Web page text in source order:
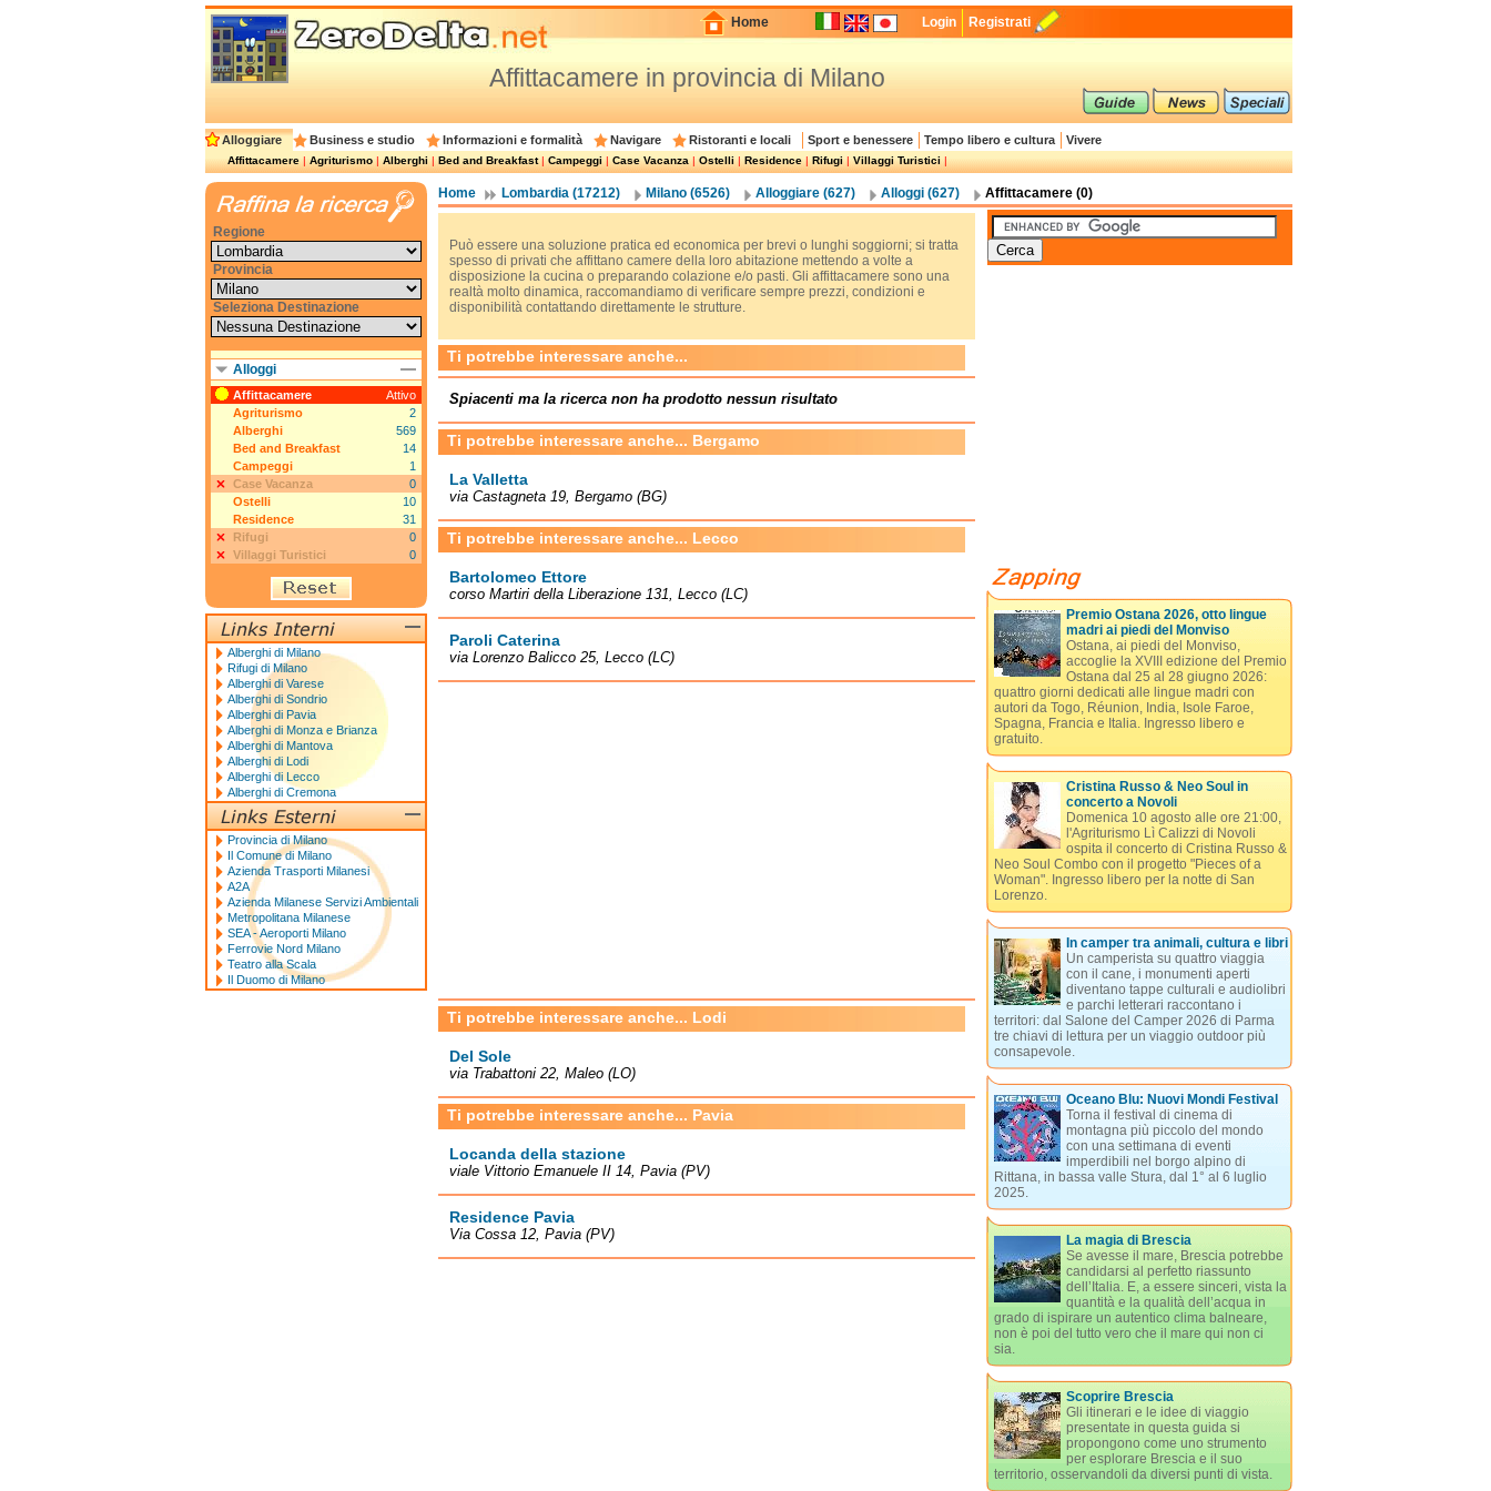
Home Login Registrati
Affittacamere in provincia di Milano
Alloggiare Business e studio Informazioni e formalità Navigare Ristoranti e locali Sport e benessere Tempo libero e cultura Vivere
Affittacamere|Agriturismo|Alberghi|Bed and Breakfast|Campeggi|Case Vacanza|Ostelli|Residence|Rifugi|Villaggi Turistici|
Home Lombardia (17212) Milano (6526) Alloggiare (627) Alloggi (627) Affittacamere (0)
Può essere una soluzione pratica ed economica per brevi o lunghi soggiorni; si tratta
spesso di privati che affittano camere della loro abitazione mettendo a volte a
disposizione la cucina o preparando colazione e/o pasti. Gli affittacamere sono una
realtà molto dinamica, raccomandiamo di verificare sempre prezzi, condizioni e
disponibilità contattando direttamente le strutture.
Ti potrebbe interessare anche...
Spiacenti ma la ricerca non ha prodotto nessun risultato
Ti potrebbe interessare anche... Bergamo
La Valletta
via Castagneta 19, Bergamo (BG)
Ti potrebbe interessare anche... Lecco
Bartolomeo Ettore
corso Martiri della Liberazione 131, Lecco (LC)
Paroli Caterina
via Lorenzo Balicco 25, Lecco (LC)
Ti potrebbe interessare anche... Lodi
Del Sole
via Trabattoni 22, Maleo (LO)
Ti potrebbe interessare anche... Pavia
Locanda della stazione
viale Vittorio Emanuele II 14, Pavia (PV)
Residence Pavia
Via Cossa 12, Pavia (PV)
Premio Ostana 2026, otto lingue
madri ai piedi del Monviso
Ostana, ai piedi del Monviso,
accoglie la XVIII edizione del Premio
Ostana dal 25 al 28 giugno 2026:
quattro giorni dedicati alle lingue madri con
autori da Togo, Réunion, India, Isole Faroe,
Spagna, Francia e Italia. Ingresso libero e
gratuito.
Cristina Russo & Neo Soul in
concerto a Novoli
Domenica 10 agosto alle ore 21:00,
l'Agriturismo Lì Calizzi di Novoli
ospita il concerto di Cristina Russo &
Neo Soul Combo con il progetto "Pieces of a
Woman". Ingresso libero per la notte di San
Lorenzo.
In camper tra animali, cultura e libri
Un camperista su quattro viaggia
con il cane, i monumenti aperti
diventano tappe culturali e audiolibri
e parchi letterari raccontano i
territori: dal Salone del Camper 2026 di Parma
tre chiavi di lettura per un viaggio outdoor più
consapevole.
Oceano Blu: Nuovi Mondi Festival
Torna il festival di cinema di
montagna più piccolo del mondo
con una settimana di eventi
imperdibili nel borgo alpino di
Rittana, in bassa valle Stura, dal 1° al 6 luglio
2025.
La magia di Brescia
Se avesse il mare, Brescia potrebbe
candidarsi al perfetto riassunto
dell’Italia. E, a essere sinceri, vista la
quantità e la qualità dell’acqua in
grado di ispirare un autentico clima balneare,
non è poi del tutto vero che il mare qui non ci
sia.
Scoprire Brescia
Gli itinerari e le idee di viaggio
presentate in questa guida si
propongono come uno strumento
per esplorare Brescia e il suo
territorio, osservandoli da diversi punti di vista.
Regione
Provincia
Seleziona Destinazione
Alloggi
Affittacamere
Attivo
Agriturismo
2
Alberghi
569
Bed and Breakfast
14
Campeggi
1
Case Vacanza
0
Ostelli
10
Residence
31
Rifugi
0
Villaggi Turistici
0
Alberghi di Milano
Rifugi di Milano
Alberghi di Varese
Alberghi di Sondrio
Alberghi di Pavia
Alberghi di Monza e Brianza
Alberghi di Mantova
Alberghi di Lodi
Alberghi di Lecco
Alberghi di Cremona
Provincia di Milano
Il Comune di Milano
Azienda Trasporti Milanesi
A2A
Azienda Milanese Servizi Ambientali
Metropolitana Milanese
SEA - Aeroporti Milano
Ferrovie Nord Milano
Teatro alla Scala
Il Duomo di Milano